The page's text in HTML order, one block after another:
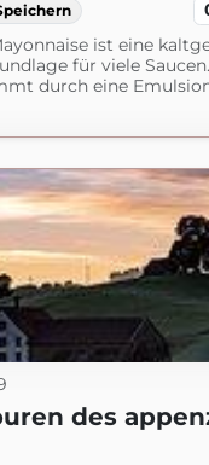
ist eine
für viele
durch eine
des